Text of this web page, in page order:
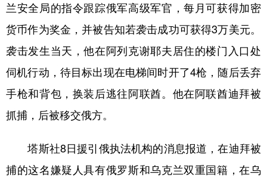
公益 一带一路 亚太网 上市公司
北京 天津
兰安全局的指令跟踪俄军高级军官，每月可获得加密
货币作为奖金，并被告知若袭击成功可获得3万美元。
袭击发生当天，他在阿列克谢耶夫居住的楼门入口处
伺机行动，待目标出现在电梯间时开了4枪，随后丢弃
手枪和背包，换装后逃往阿联酋。他在阿联酋迪拜被
抓捕，后被移交俄方。
塔斯社8日援引俄执法机构的消息报道，在迪拜被
捕的这名嫌疑人具有俄罗斯和乌克兰双重国籍，在乌